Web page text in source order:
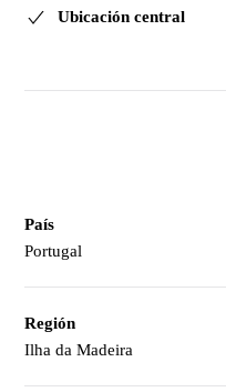
Ubicación central
País
Portugal
Región
Ilha da Madeira